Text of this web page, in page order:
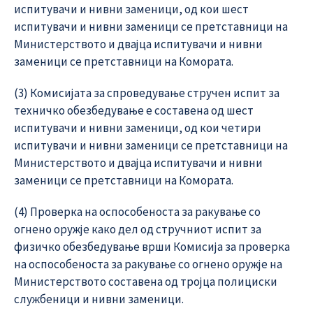
испитувачи и нивни заменици, од кои шест
испитувачи и нивни заменици се претставници на
Министерството и двајца испитувачи и нивни
заменици се претставници на Комората.
(3) Комисијата за спроведување стручен испит за
техничко обезбедување е составена од шест
испитувачи и нивни заменици, од кои четири
испитувачи и нивни заменици се претставници на
Министерството и двајца испитувачи и нивни
заменици се претставници на Комората.
(4) Проверка на оспособеноста за ракување со
огнено оружје како дел од стручниот испит за
физичко обезбедување врши Комисија за проверка
на оспособеноста за ракување со огнено оружје на
Министерството составена од тројца полициски
службеници и нивни заменици.